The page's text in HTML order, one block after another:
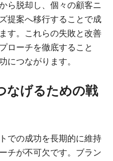
ら脱却し、個々の顧客ニ
提案へ移行することで成
す。これらの失敗と改善
ローチを徹底すること
につながります。
なげるための戦
での成功を長期的に維持
チが不可欠です。ブラン